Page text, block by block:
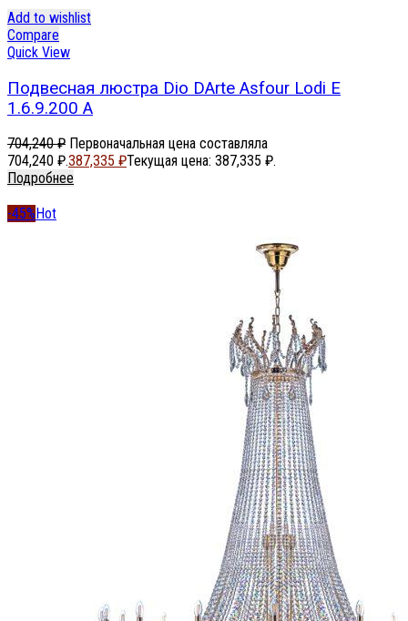
Add to wishlist
Compare
Quick View
Подвесная люстра Dio DArte Asfour Lodi E
1.6.9.200 A
704,240₽ Первоначальная цена составляла
704,240 ₽.387,335 ₽Текущая цена: 387,335 ₽.
Подробнее
-45% Hot